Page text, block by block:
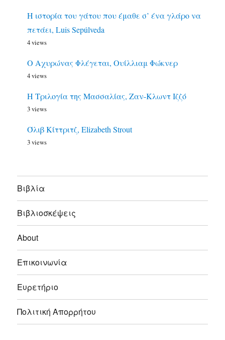
Η ιστορία του γάτου που έμαθε σ’ ένα γλάρο να
πετάει, Luis Sepúlveda
4 views
Ο Αχυρώνας Φλέγεται, Ουίλλιαμ Φώκνερ
4 views
Η Τριλογία της Μασσαλίας, Ζαν-Κλωντ Ιζζό
3 views
Όλιβ Κίττριτζ, Elizabeth Strout
3 views
Bιβλία
Βιβλιοσκέψεις
About
Επικοινωνία
Ευρετήριο
Πολιτική Απορρήτου